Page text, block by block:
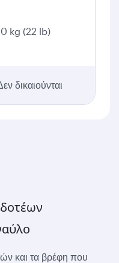
kg (22 lb)
δικαιούνται
και τα βρέφη που